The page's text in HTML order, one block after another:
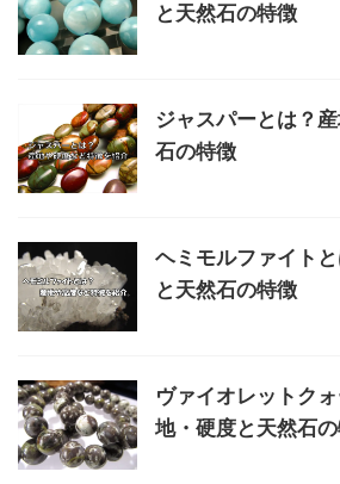
と天然石の特徴
ジャスパーとは？
石の特徴
ヘミモルファイト
と天然石の特徴
ヴァイオレットク
地・硬度と天然石